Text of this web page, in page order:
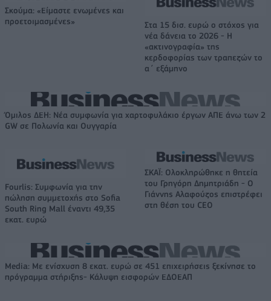
Σκούμα: «Είμαστε ενωμένες και
προετοιμασμένες»
Στα 15 δισ. ευρώ ο στόχος για
νέα δάνεια το 2026 - Η
«ακτινογραφία» της
κερδοφορίας των τραπεζών το
α΄ εξάμηνο
Όμιλος ΔΕΗ: Νέα συμφωνία για χαρτοφυλάκιο έργων ΑΠΕ άνω των 2
GW σε Πολωνία και Ουγγαρία
Fourlis: Συμφωνία για την
πώληση συμμετοχής στο Sofia
South Ring Mall έναντι 49,35
εκατ. ευρώ
ΣΚΑΪ: Ολοκληρώθηκε η θητεία
του Γρηγόρη Δημητριάδη - Ο
Γιάννης Αλαφούζος επιστρέφει
στη θέση του CEO
Media: Με ενίσχυση 8 εκατ. ευρώ σε 451 επιχειρήσεις ξεκίνησε το
πρόγραμμα στήριξης- Κάλυψη εισφορών ΕΔΟΕΑΠ